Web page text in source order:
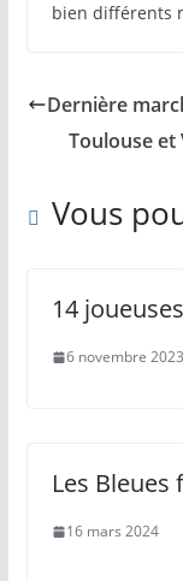
bien différents
Dernière
Toulouse
Vous
14
6 novembre 2023
Les Bleues
16 mars 2024